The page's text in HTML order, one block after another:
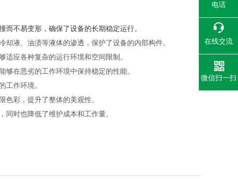
不易变形，确保了设备的长期稳定运行。
液、油渍等液体的渗透，保护了设备的内部构件。
应各种复杂的运行环境和空间限制。
在恶劣的工作环境中保持稳定的性能。
工作环境。
彩，提升了整体的美观性。
时也降低了维护成本和工作量。
电话
在线交流
微信扫一扫